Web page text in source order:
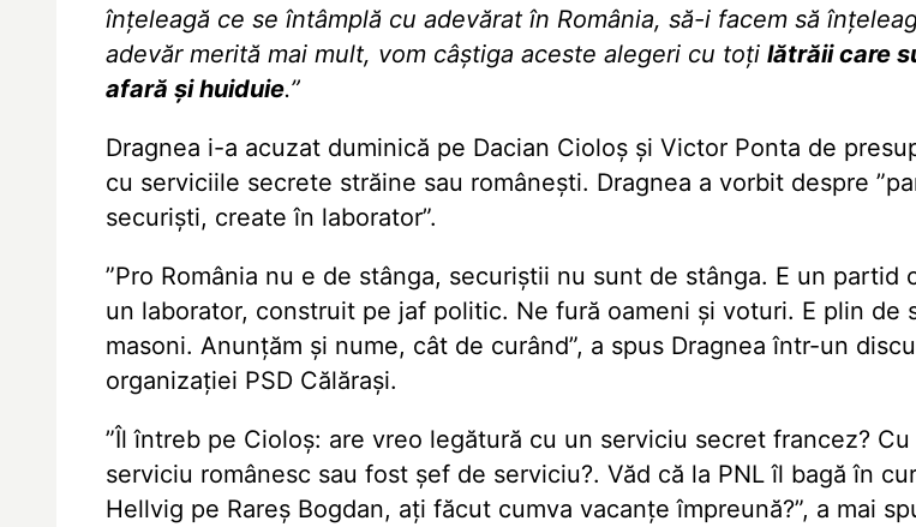
înțeleagă ce se întâmplă cu adevărat în România, să-i facem să
adevăr merită mai mult, vom câștiga aceste alegeri cu toțilătrăii care
afară și huiduie.”
Dragnea i-a acuzat duminică pe Dacian Cioloș și Victor Ponta de
cu serviciile secrete străine sau românești. Dragnea a vorbit despre
securiști, create în laborator”.
”Pro România nu e de stânga, securiștii nu sunt de stânga. E un partid
un laborator, construit pe jaf politic. Ne fură oameni și voturi. E plin de
masoni. Anunțăm și nume, cât de curând”, a spus Dragnea într-un
organizației PSD Călărași.
”Îl întreb pe Cioloș: are vreo legătură cu un serviciu secret francez?
serviciu românesc sau fost șef de serviciu?. Văd că la PNL îl bagă în
Hellvig pe Rareș Bogdan, ați făcut cumva vacanțe împreună?”, a mai